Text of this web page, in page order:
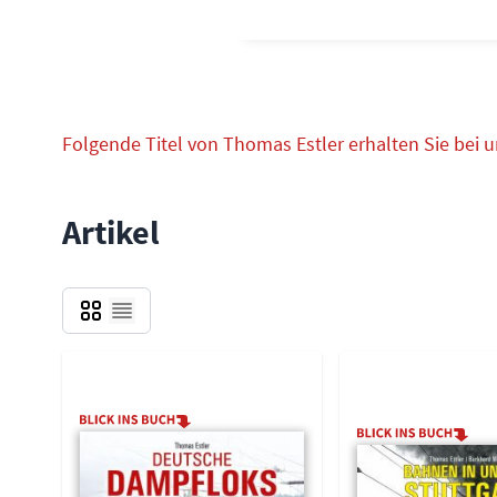
Folgende Titel von Thomas Estler erhalten Sie bei
Artikel
Grid
Liste